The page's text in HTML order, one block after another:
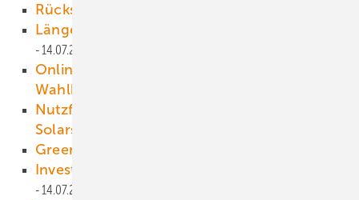
Rü cksichtsvoll geplant
Länger Kohle durch Staatskohle ?
14.07.2021
Online-Plattformen als Prüfstand für
Wahlkreiskandidaturen
Nutzfahrzeuge versorgen sich mit eigenem
Solarstrom
Green Tech Alliance
Investitionen wieder auf Vorkrisenniveau
14.07.2021